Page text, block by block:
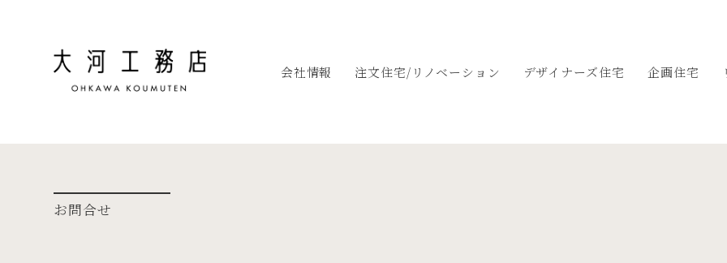
会社情報 注文住宅/リノベーション デザイナーズ住宅 企画住宅
お問合せ